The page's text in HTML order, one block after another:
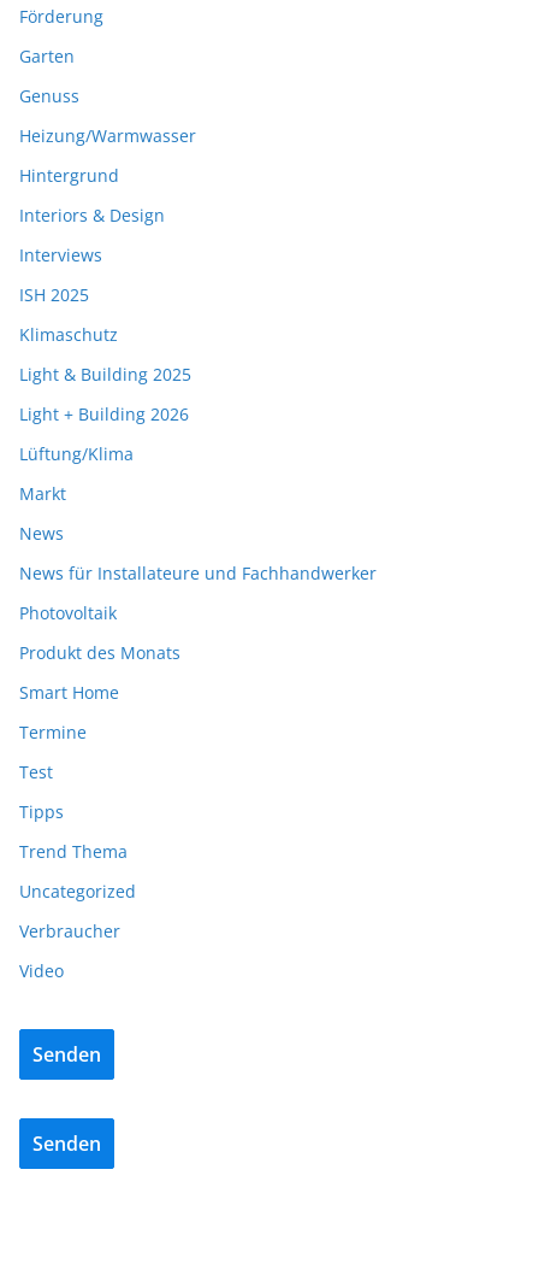
Förderung
Garten
Genuss
Heizung/Warmwasser
Hintergrund
Interiors & Design
Interviews
ISH 2025
Klimaschutz
Light & Building 2025
Light + Building 2026
Lüftung/Klima
Markt
News
News für Installateure und Fachhandwerker
Photovoltaik
Produkt des Monats
Smart Home
Termine
Test
Tipps
Trend Thema
Uncategorized
Verbraucher
Video
Senden
Senden